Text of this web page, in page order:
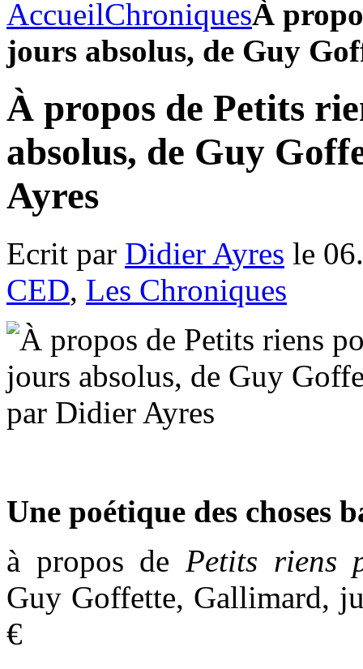
AccueilChroniquesÀ
jours absolus, de Guy
À propos de Petits
absolus, de Guy
Ayres
Ecrit par Didier Ayres le
CED, Les Chroniques
Une poétique des choses
à propos de Petits riens
Guy Goffette, Gallimard,
€